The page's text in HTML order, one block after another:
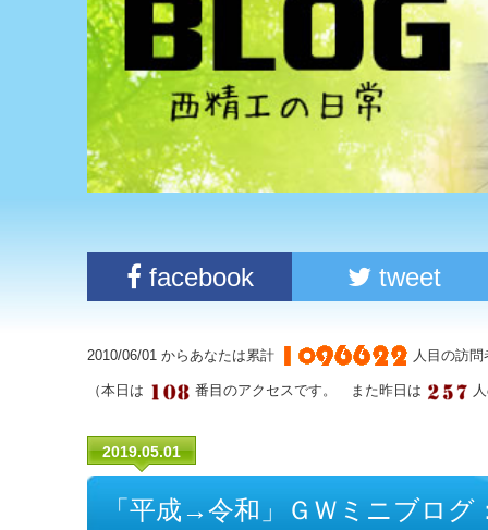
facebook tweet
2010/06/01 からあなたは累計 人目の訪
（本日は 番目のアクセスです。 また昨日は
2019.05.01
「平成→令和」ＧＷミニブロ